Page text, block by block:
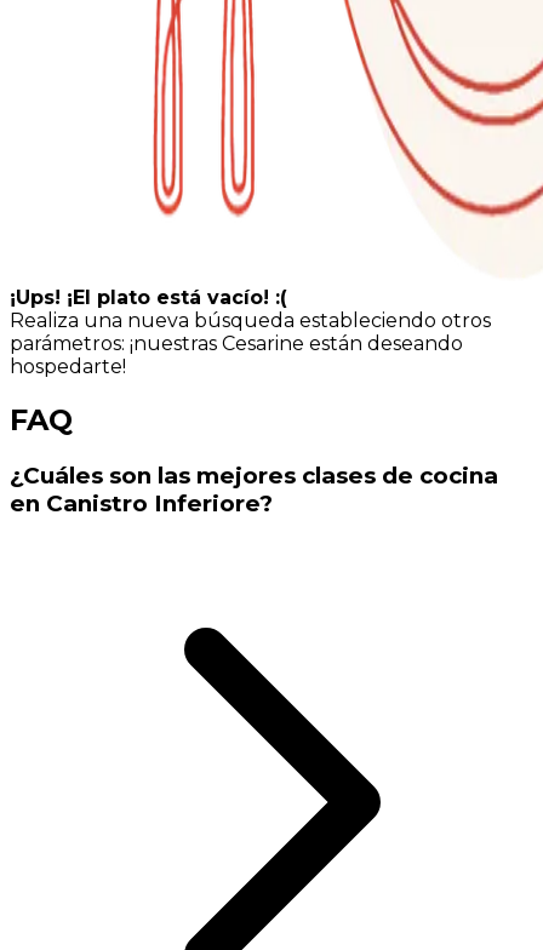
¡Ups! ¡El plato está vacío! :(
Realiza una nueva búsqueda estableciendo otros
parámetros: ¡nuestras Cesarine están deseando
hospedarte!
FAQ
¿Cuáles son las mejores clases de cocina
en Canistro Inferiore?